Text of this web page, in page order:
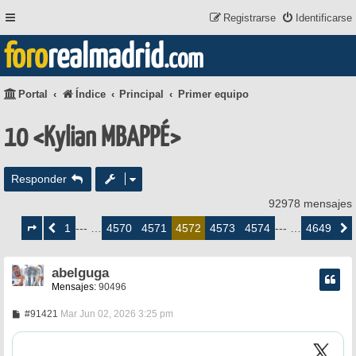
Identificarse
Registrarse
fororealmadrid.com
Portal Índice Principal Primer equipo
10 <Kylian MBAPPÉ>
Responder
92978 mensajes
deAnterior1 --- … 4570 4571 4572 4573 4574 --- … 4649
abelguga
Mensajes: 90496
#91421 M
n
Mar Jun 02, 2026 3:25 pm